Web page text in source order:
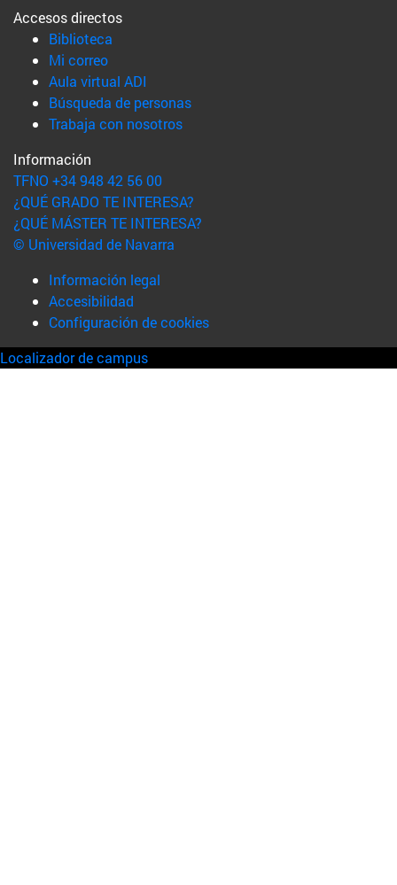
Accesos directos
Biblioteca
Mi correo(abre en nueva ventana)
Aula virtual ADI
Búsqueda de personas(abre en nueva ventana)
Trabaja con nosotros(abre en nueva ventana)
Información
TFNO +34 948 42 56 00
¿QUÉ GRADO TE INTERESA?
¿QUÉ MÁSTER TE INTERESA?
© Universidad de Navarra
Información legal
Accesibilidad
Configuración de cookies
Localizador de campus